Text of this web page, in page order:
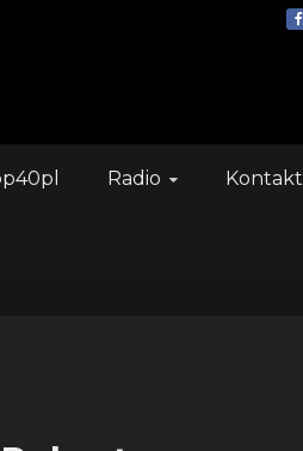
Radio Kontakt